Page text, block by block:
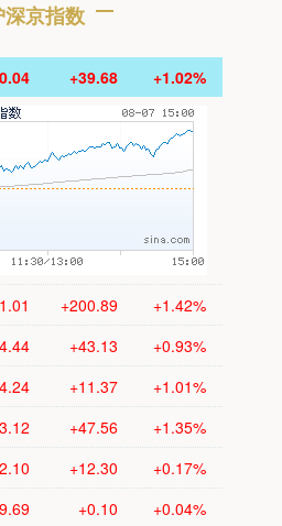
深京指数
+39.68 +1.02%
+200.89 +1.42%
+43.13 +0.93%
+11.37 +1.01%
+47.56 +1.35%
+12.30 +0.17%
+0.10 +0.04%